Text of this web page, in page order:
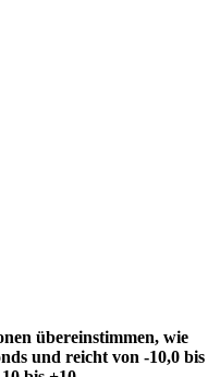
übereinstimmen, wie
und reicht von -10,0 bis